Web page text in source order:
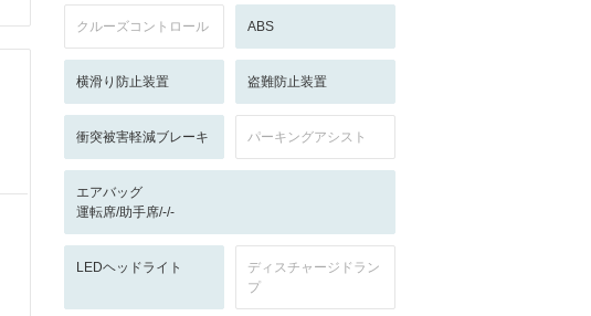
クルーズコントロール ABS
横滑り防止装置 盗難防止装置
衝突被害軽減ブレーキ パーキングアシスト
エアバッグ
運転席/助手席/-/-
LEDヘッドライト
ディスチャージドラン
プ